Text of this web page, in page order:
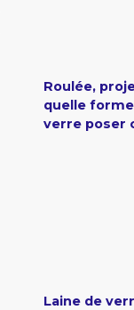
Roulée,
quelle
verre poser
Laine de